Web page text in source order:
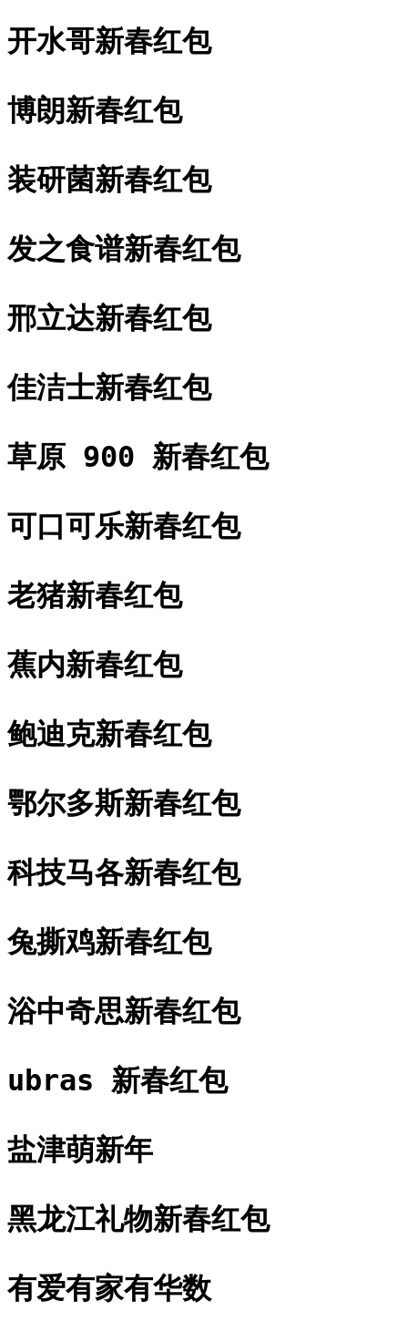
开水哥新春红包
博朗新春红包
装研菌新春红包
发之食谱新春红包
邢立达新春红包
佳洁士新春红包
草原 900 新春红包
可口可乐新春红包
老猪新春红包
蕉内新春红包
鲍迪克新春红包
鄂尔多斯新春红包
科技马各新春红包
兔撕鸡新春红包
浴中奇思新春红包
ubras 新春红包
盐津萌新年
黑龙江礼物新春红包
有爱有家有华数